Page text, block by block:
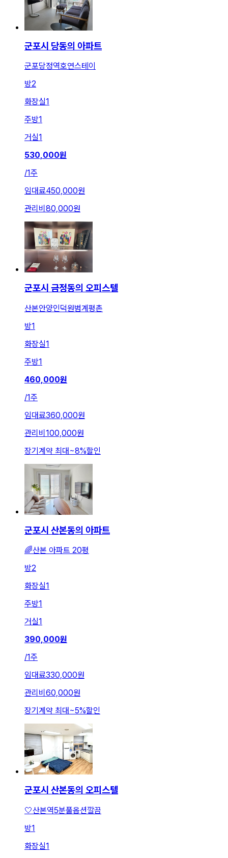
군포시 당동의 아파트
군포당정역호연스테이
방2
화장실1
주방1
거실1
530,000원
/1주
임대료450,000원
관리비 80,000원
군포시 금정동의 오피스텔
산본안양인덕원범계평촌
방1
화장실1
주방1
460,000원
/1주
임대료360,000원
관리비 100,000원
장기계약 최대~8%할인
군포시 산본동의 아파트
🌈산본 아파트 20평
방2
화장실1
주방1
거실1
390,000원
/1주
임대료330,000원
관리비 60,000원
장기계약 최대 ~5%할인
군포시 산본동의 오피스텔
🤍산본역5분풀옵션깔끔
방1
화장실1